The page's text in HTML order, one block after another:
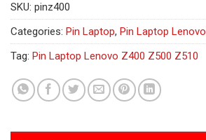
SKU: pinz400
Categories: Pin Laptop, Pin Laptop Lenovo
Tag: Pin Laptop Lenovo Z400 Z500 Z510